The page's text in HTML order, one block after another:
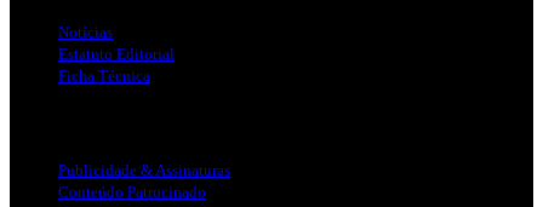
Notícias
Estatuto Editorial
Ficha Técnica
Publicidade & Assinaturas
Conteúdo Patrocinado